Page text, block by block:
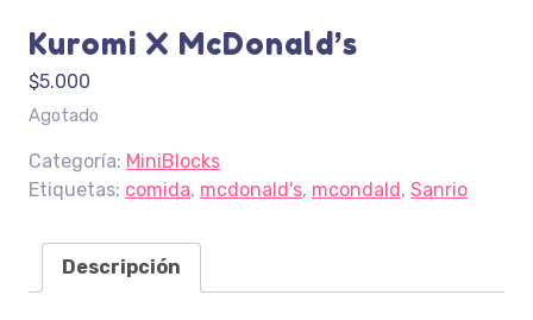
Kuromi X McDonald’s
$5.000
Agotado
Categoría: MiniBlocks
Etiquetas: comida, mcdonald's, mcondald, Sanrio
Descripción